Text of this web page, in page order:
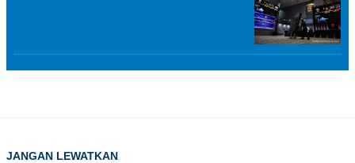
JANGAN LEWATKAN